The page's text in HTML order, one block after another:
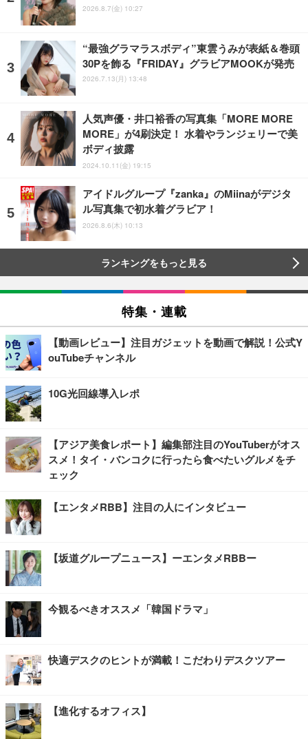
2026.8.7(金) 10:27
“最強グラマラスボディ”東雲うみが表紙＆巻頭
30Pを飾る『FRIDAY』グラビアMOOKが発売
2026.7.13(月) 13:48
人気声優・井口裕香の写真集「MORE MORE
MORE」が4刷決定！ 水着やランジェリーで美
ボディ披露
2024.10.11(金) 19:15
アイドルグループ『zanka』のMiinaがデジタ
ル写真集で初水着グラビア！
2026.8.6(木) 10:13
ランキングをもっと見る
特集・連載
【動画レビュー】注目ガジェットを動画で解説！公式Y
ouTubeチャンネル
10G光回線導入レポ
【アジア美食レポート】編集部注目のYouTuberがオス
スメ！タイ・バンコクに行ったら食べたいグルメをチ
ェック
【エンタメRBB】注目の人にインタビュー
【坂道グループニュース】ーエンタメRBBー
今観るべきオススメ「韓国ドラマ」
快適デスクのヒントが満載！こだわりデスクツアー
【進化するオフィス】